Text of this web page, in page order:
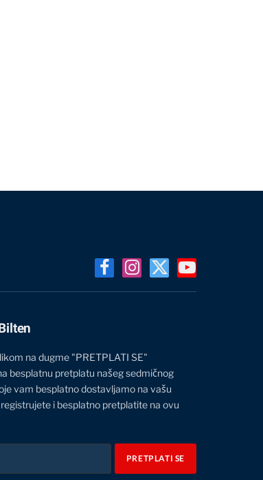
FacebookInstagram
X
(Twitter)
YouTube
na dugme "PRETPLATI SE"
besplatnu pretplatu našeg sedmičnog
vam besplatno dostavljamo na vašu
i besplatno pretplatite na ovu